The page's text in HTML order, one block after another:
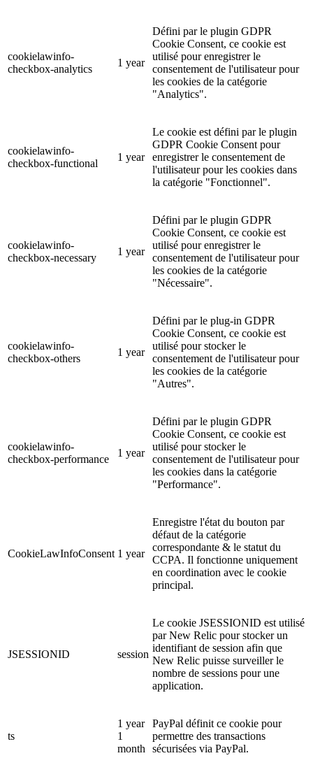
cookielawinfo-
checkbox-analytics
1 year
Défini par le plugin GDPR
Cookie Consent, ce cookie est
utilisé pour enregistrer le
consentement de l'utilisateur pour
les cookies de la catégorie
"Analytics".
cookielawinfo-
checkbox-functional
1 year
Le cookie est défini par le plugin
GDPR Cookie Consent pour
enregistrer le consentement de
l'utilisateur pour les cookies dans
la catégorie "Fonctionnel".
cookielawinfo-
checkbox-necessary
1 year
Défini par le plugin GDPR
Cookie Consent, ce cookie est
utilisé pour enregistrer le
consentement de l'utilisateur pour
les cookies de la catégorie
"Nécessaire".
cookielawinfo-
checkbox-others
1 year
Défini par le plug-in GDPR
Cookie Consent, ce cookie est
utilisé pour stocker le
consentement de l'utilisateur pour
les cookies de la catégorie
"Autres".
cookielawinfo-
checkbox-performance
1 year
Défini par le plugin GDPR
Cookie Consent, ce cookie est
utilisé pour stocker le
consentement de l'utilisateur pour
les cookies dans la catégorie
"Performance".
CookieLawInfoConsent 1 year
Enregistre l'état du bouton par
défaut de la catégorie
correspondante & le statut du
CCPA. Il fonctionne uniquement
en coordination avec le cookie
principal.
JSESSIONID session
Le cookie JSESSIONID est utilisé
par New Relic pour stocker un
identifiant de session afin que
New Relic puisse surveiller le
nombre de sessions pour une
application.
ts
1 year
1
month
PayPal définit ce cookie pour
permettre des transactions
sécurisées via PayPal.